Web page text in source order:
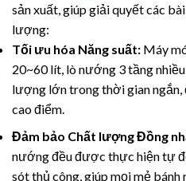
sản xuất, giúp giải quyết các
lượng:
Tối ưu hóa Năng suất: Máy
20~60 lít, lò nướng 3 tầng
lượng lớn trong thời gian ngắn,
cao điểm.
Đảm bảo Chất lượng Đồng
nướng đều được thực hiện tự
sót thủ công, giúp mọi mẻ bánh